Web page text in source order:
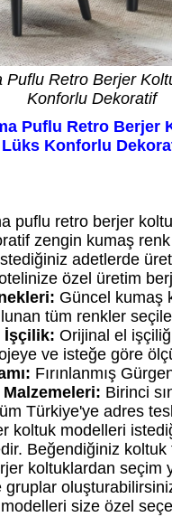
Puflu Retro Berjer
Konforlu Dekoratif
Puflu Retro Berjer
Lüks Konforlu
puflu retro berjer
zengin kumaş
adetlerde
özel üretim
Güncel kumaş
tüm renkler
İşçilik: Orijinal el
ve isteğe göre
Fırınlanmış
Malzemeleri: Birinci
Türkiye'ye adres
koltuk modelleri
Beğendiğiniz koltuk
koltuklardan seçim
gruplar
size özel